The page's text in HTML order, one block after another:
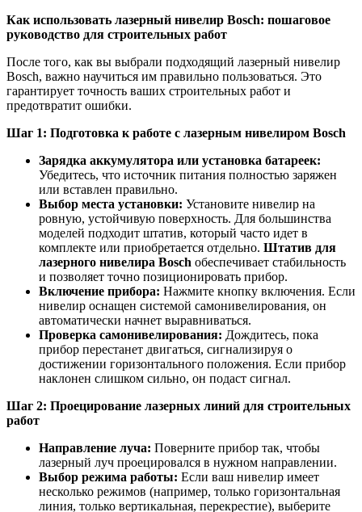
Как использовать лазерный нивелир Bosch: пошаговое
руководство для строительных работ
После того, как вы выбрали подходящий лазерный нивелир
Bosch, важно научиться им правильно пользоваться. Это
гарантирует точность ваших строительных работ и
предотвратит ошибки.
Шаг 1: Подготовка к работе с лазерным нивелиром Bosch
Зарядка аккумулятора или установка батареек:
Убедитесь, что источник питания полностью заряжен
или вставлен правильно.
Выбор места установки: Установите нивелир на
ровную, устойчивую поверхность. Для большинства
моделей подходит штатив, который часто идет в
комплекте или приобретается отдельно. Штатив для
лазерного нивелира Bosch обеспечивает стабильность
и позволяет точно позиционировать прибор.
Включение прибора: Нажмите кнопку включения. Если
нивелир оснащен системой самонивелирования, он
автоматически начнет выравниваться.
Проверка самонивелирования: Дождитесь, пока
прибор перестанет двигаться, сигнализируя о
достижении горизонтального положения. Если прибор
наклонен слишком сильно, он подаст сигнал.
Шаг 2: Проецирование лазерных линий для строительных
работ
Направление луча: Поверните прибор так, чтобы
лазерный луч проецировался в нужном направлении.
Выбор режима работы: Если ваш нивелир имеет
несколько режимов (например, только горизонтальная
линия, только вертикальная, перекрестие), выберите